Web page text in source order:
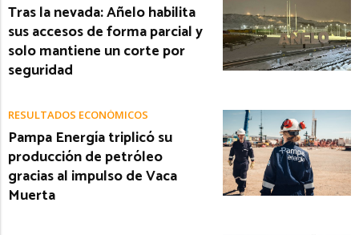
Tras la nevada: Añelo habilita
sus accesos de forma parcial y
solo mantiene un corte por
seguridad
RESULTADOS ECONÓMICOS
Pampa Energía triplicó su
producción de petróleo
gracias al impulso de Vaca
Muerta